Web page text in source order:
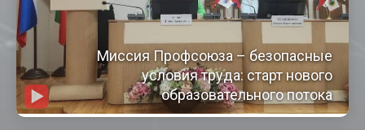
Миссия Профсоюза – безопасные
условия труда: старт нового
образовательного потока